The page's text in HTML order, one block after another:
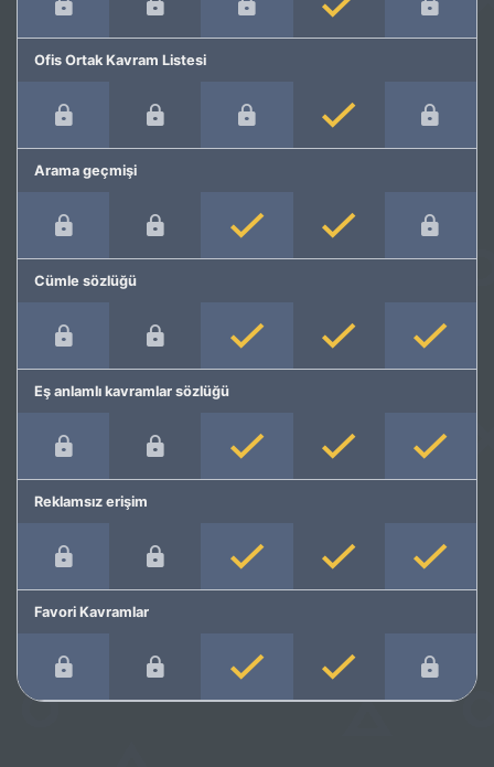
Ofis Ortak Kavram Listesi
Arama geçmişi
Cümle sözlüğü
Eş anlamlı kavramlar sözlüğü
Reklamsız erişim
Favori Kavramlar